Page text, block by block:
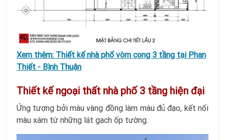
Xem thêm: Thiết kế nhà phố vòm cong 3 tầng tại Phan
Thiết - Bình Thuận
Thiết kế ngoại thất nhà phố 3 tầng hiện đại
Ứng tượng bởi màu vàng đồng làm màu đủ đạo, kết nối
màu xám từ những lát gạch ốp tường.